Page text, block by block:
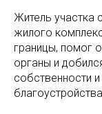
Житель участка
жилого
границы, помог
органы и
собственности
благоустройства.